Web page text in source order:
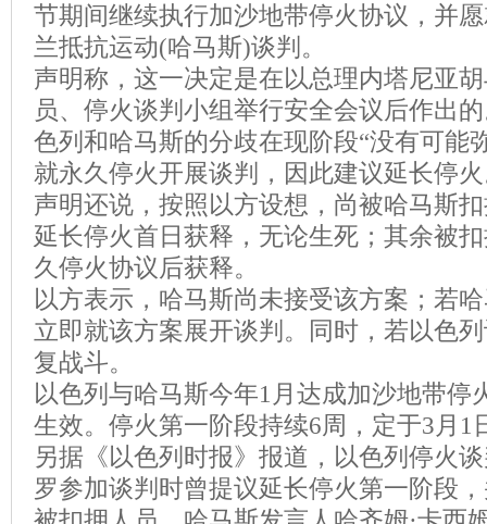
节期间继续执行加沙地带停火协议，并
兰抵抗运动(哈马斯)谈判。
声明称，这一决定是在以总理内塔尼亚
员、停火谈判小组举行安全会议后作出
色列和哈马斯的分歧在现阶段“没有可能
就永久停火开展谈判，因此建议延长停
声明还说，按照以方设想，尚被哈马斯
延长停火首日获释，无论生死；其余被
久停火协议后获释。
以方表示，哈马斯尚未接受该方案；若
立即就该方案展开谈判。同时，若以色
复战斗。
以色列与哈马斯今年1月达成加沙地带停
生效。停火第一阶段持续6周，定于3月1
另据《以色列时报》报道，以色列停火
罗参加谈判时曾提议延长停火第一阶段